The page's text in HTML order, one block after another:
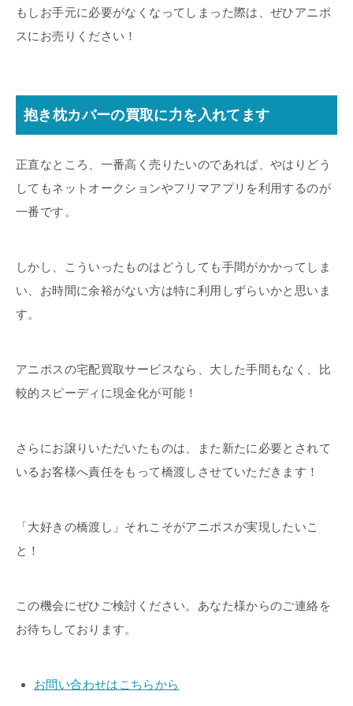
もしお手元に必要がなくなってしまった際は、ぜひアニポ
スにお売りください！
抱き枕カバーの買取に力を入れてます
正直なところ、一番高く売りたいのであれば、やはりどう
してもネットオークションやフリマアプリを利用するのが
一番です。
しかし、こういったものはどうしても手間がかかってしま
い、お時間に余裕がない方は特に利用しずらいかと思いま
す。
アニポスの宅配買取サービスなら、大した手間もなく、比
較的スピーディに現金化が可能！
さらにお譲りいただいたものは、また新たに必要とされて
いるお客様へ責任をもって橋渡しさせていただきます！
「大好きの橋渡し」それこそがアニポスが実現したいこ
と！
この機会にぜひご検討ください。あなた様からのご連絡を
お待ちしております。
お問い合わせはこちらから